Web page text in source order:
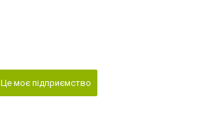
Це моє підприємство